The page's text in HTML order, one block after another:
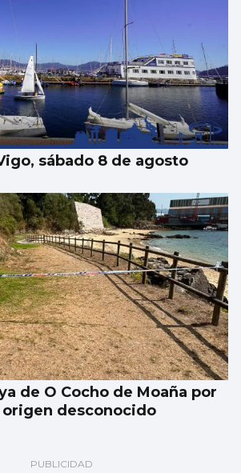
sábado 8 de agosto
de O Cocho de Moaña por
desconocido